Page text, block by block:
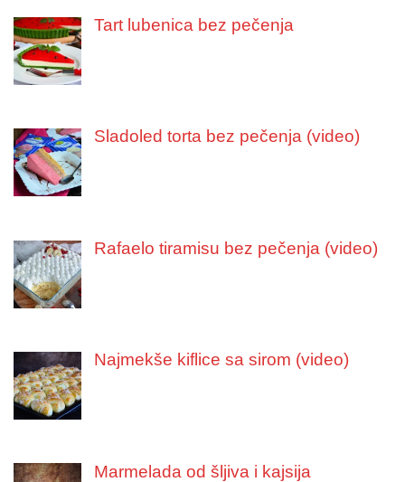
Tart lubenica bez pečenja
Sladoled torta bez pečenja (video)
Rafaelo tiramisu bez pečenja (video)
Najmekše kiflice sa sirom (video)
Marmelada od šljiva i kajsija